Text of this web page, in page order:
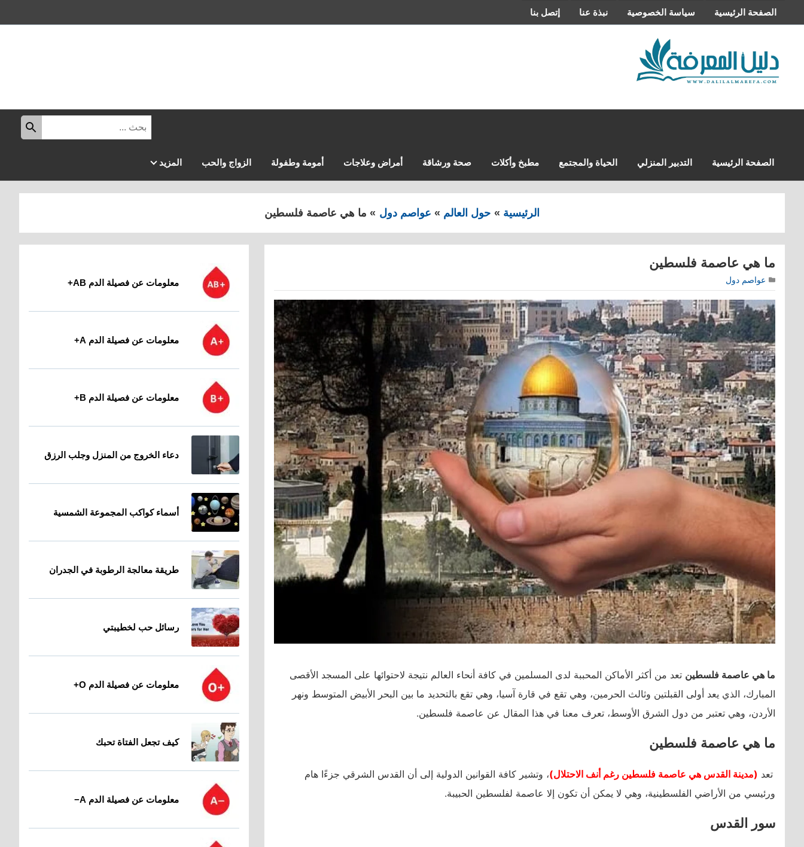
إلى
الصفحة الرئيسية سياسة الخصوصية نبذة عنا إتصل بنا
عن:
الصفحة الرئيسية التدبير المنزلي الحياة والمجتمع مطبخ وأكلات صحة ورشاقة أمراض وعلاجات أمومة وطفولة الزواج والحب المزيد
الرئيسية حول العالم عواصم دول ما هي عاصمة فلسطين
ما هي عاصمة فلسطين
عواصم دول
ما هي عاصمة فلسطين تعد من أكثر الأماكن المحببة لدى المسلمين في كافة أنحاء العالم نتيجة لاحتوائها على المسجد الأقصى
المبارك، الذي يعد أولى القبلتين وثالث الحرمين، وهي تقع في قارة آسيا، وهي تقع بالتحديد ما بين البحر الأبيض المتوسط ونهر
الأردن، وهي تعتبر من دول الشرق الأوسط، تعرف معنا في هذا المقال عن عاصمة فلسطين.
ما هي عاصمة فلسطين
تعد (مدينة القدس هي عاصمة فلسطين رغم أنف الاحتلال)، وتشير كافة القوانين الدولية إلى أن القدس الشرقي جزءًا هام
ورئيسي من الأراضي الفلسطينية، وهي لا يمكن أن تكون إلا عاصمة لفلسطين الحبيبة.
سور القدس
معلومات عن فصيلة الدم AB+
معلومات عن فصيلة الدم A+
معلومات عن فصيلة الدم B+
دعاء الخروج من المنزل وجلب الرزق
أسماء كواكب المجموعة الشمسية
طريقة معالجة الرطوبة في الجدران
رسائل حب لخطيبتي
معلومات عن فصيلة الدم O+
كيف تجعل الفتاة تحبك
معلومات عن فصيلة الدم A−